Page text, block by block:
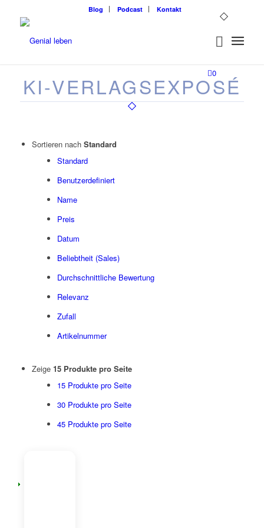
Blog Podcast Kontakt
0
KI-VERLAGSEXPOSÉ
Sortieren nach Standard
Standard
Benutzerdefiniert
Name
Preis
Datum
Beliebtheit (Sales)
Durchschnittliche Bewertung
Relevanz
Zufall
Artikelnummer
Zeige 15 Produkte pro Seite
15 Produkte pro Seite
30 Produkte pro Seite
45 Produkte pro Seite